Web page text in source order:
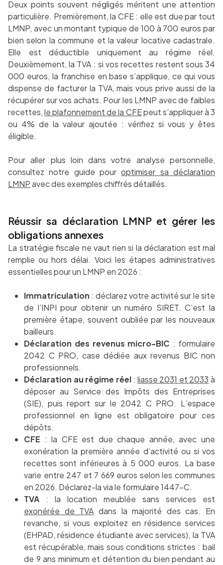
Deux points souvent négligés méritent une attention
particulière. Premièrement, la CFE : elle est due par tout
LMNP, avec un montant typique de 100 à 700 euros par
bien selon la commune et la valeur locative cadastrale.
Elle est déductible uniquement au régime réel.
Deuxièmement, la TVA : si vos recettes restent sous 34
000 euros, la franchise en base s’applique, ce qui vous
dispense de facturer la TVA, mais vous prive aussi de la
récupérer sur vos achats. Pour les LMNP avec de faibles
recettes,le plafonnement de la CFEpeut s’appliquer à 3
ou 4% de la valeur ajoutée : vérifiez si vous y êtes
éligible.
Pour aller plus loin dans votre analyse personnelle,
consultez notre guide pouroptimiser sa déclaration
LMNPavec des exemples chiffrés détaillés.
Réussir sa déclaration LMNP et gérer les
obligations annexes
La stratégie fiscale ne vaut rien si la déclaration est mal
remplie ou hors délai. Voici les étapes administratives
essentielles pour un LMNP en 2026 :
Immatriculation : déclarez votre activité sur le site
de l’INPI pour obtenir un numéro SIRET. C’est la
première étape, souvent oubliée par les nouveaux
bailleurs.
Déclaration des revenus micro-BIC : formulaire
2042 C PRO, case dédiée aux revenus BIC non
professionnels.
Déclaration au régime réel: liasse 2031 et 2033 à
déposer au Service des Impôts des Entreprises
(SIE), puis report sur le 2042 C PRO. L’espace
professionnel en ligne est obligatoire pour ces
dépôts.
CFE : la CFE est due chaque année, avec une
exonération la première année d’activité ou si vos
recettes sont inférieures à 5 000 euros. La base
varie entre 247 et 7 669 euros selon les communes
en 2026. Déclarez-la via le formulaire 1447-C.
TVA : la location meublée sans services est
exonérée de TVA dans la majorité des cas. En
revanche, si vous exploitez en résidence services
(EHPAD, résidence étudiante avec services), la TVA
est récupérable, mais sous conditions strictes : bail
de 9 ans minimum et détention du bien pendant au